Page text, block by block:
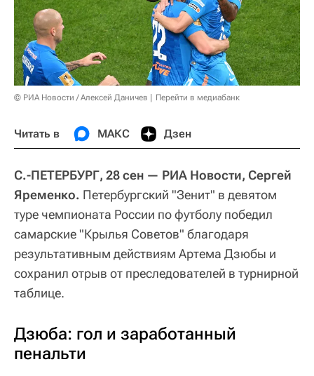
© РИА Новости / Алексей Даничев Перейти в медиабанк
Читать в МАКС Дзен
С.-ПЕТЕРБУРГ, 28 сен — РИА Новости, Сергей
Яременко. Петербургский "Зенит" в девятом
туре чемпионата России по футболу победил
самарские "Крылья Советов" благодаря
результативным действиям Артема Дзюбы и
сохранил отрыв от преследователей в турнирной
таблице.
Дзюба: гол и заработанный
пенальти